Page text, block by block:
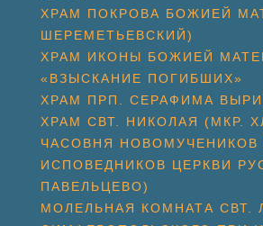
ХРАМ ПОКРОВА БОЖИЕЙ
ШЕРЕМЕТЬЕВСКИЙ)
ХРАМ ИКОНЫ БОЖИЕЙ
«ВЗЫСКАНИЕ ПОГИБШИХ»
ХРАМ ПРП. СЕРАФИМА
ХРАМ СВТ. НИКОЛАЯ (МКР.
ЧАСОВНЯ НОВОМУЧЕНИКОВ
ИСПОВЕДНИКОВ ЦЕРКВИ
ПАВЕЛЬЦЕВО)
МОЛЕЛЬНАЯ КОМНАТА СВТ.